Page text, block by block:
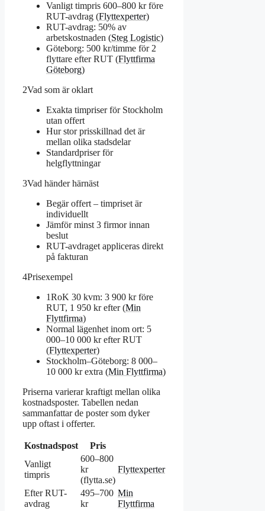
Vanligt timpris 600–800 kr före
RUT-avdrag (Flyttexperter)
RUT-avdrag: 50% av
arbetskostnaden (Steg Logistic)
Göteborg: 500 kr/timme för 2
flyttare efter RUT (Flyttfirma
Göteborg)
2Vad som är oklart
Exakta timpriser för Stockholm
utan offert
Hur stor prisskillnad det är
mellan olika stadsdelar
Standardpriser för
helgflyttningar
3Vad händer härnäst
Begär offert – timpriset är
individuellt
Jämför minst 3 firmor innan
beslut
RUT-avdraget appliceras direkt
på fakturan
4Prisexempel
1RoK 30 kvm: 3 900 kr före
RUT, 1 950 kr efter (Min
Flyttfirma)
Normal lägenhet inom ort: 5
000–10 000 kr efter RUT
(Flyttexperter)
Stockholm–Göteborg: 8 000–
10 000 kr extra (Min Flyttfirma)
Priserna varierar kraftigt mellan olika
kostnadsposter. Tabellen nedan
sammanfattar de poster som dyker
upp oftast i offerter.
Kostnadspost
Pris
Vanligt
timpris
600–800
kr
(flytta.se)
Flyttexperter
Efter RUT-
avdrag
495–700
kr
Min
Flyttfirma